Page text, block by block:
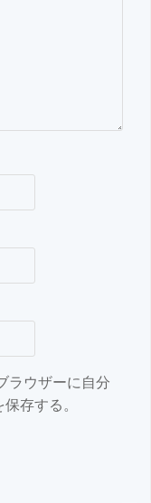
ラウザーに自分
存する。